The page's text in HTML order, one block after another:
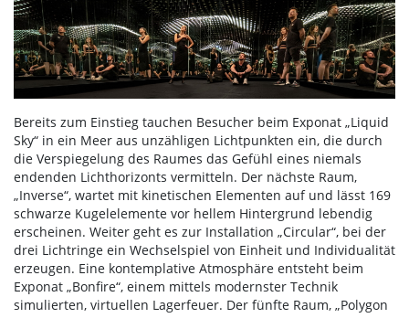
Bereits zum Einstieg tauchen Besucher beim Exponat „Liquid
Sky“ in ein Meer aus unzähligen Lichtpunkten ein, die durch
die Verspiegelung des Raumes das Gefühl eines niemals
endenden Lichthorizonts vermitteln. Der nächste Raum,
„Inverse“, wartet mit kinetischen Elementen auf und lässt 169
schwarze Kugelelemente vor hellem Hintergrund lebendig
erscheinen. Weiter geht es zur Installation „Circular“, bei der
drei Lichtringe ein Wechselspiel von Einheit und Individualität
erzeugen. Eine kontemplative Atmosphäre entsteht beim
Exponat „Bonfire“, einem mittels modernster Technik
simulierten, virtuellen Lagerfeuer. Der fünfte Raum, „Polygon